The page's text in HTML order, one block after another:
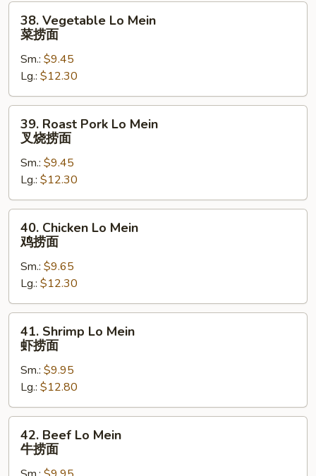
Vegetable
Lo
Mein
捞
面
38. Vegetable Lo Mein
菜捞面
Sm.: $9.45
Lg.: $12.30
Roast
Pork
Lo
Mein
叉
烧
39. Roast Pork Lo Mein
叉烧捞面
Sm.: $9.45
Lg.: $12.30
Chicken
Lo
Mein
捞
面
40. Chicken Lo Mein
鸡捞面
Sm.: $9.65
Lg.: $12.30
Shrimp
Lo
Mein
捞
面
41. Shrimp Lo Mein
虾捞面
Sm.: $9.95
Lg.: $12.80
Beef
42. Beef Lo Mein
牛捞面